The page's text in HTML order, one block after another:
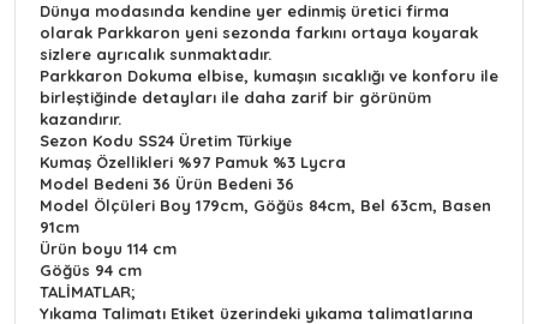
Dünya modasında kendine yer edinmiş üretici firma
olarak Parkkaron yeni sezonda farkını ortaya koyarak
sizlere ayrıcalık sunmaktadır.
Parkkaron Dokuma elbise, kumaşın sıcaklığı ve konforu ile
birleştiğinde detayları ile daha zarif bir görünüm
kazandırır.
Sezon Kodu SS24 Üretim Türkiye
Kumaş Özellikleri %97 Pamuk %3 Lycra
Model Bedeni 36 Ürün Bedeni 36
Model Ölçüleri Boy 179cm, Göğüs 84cm, Bel 63cm, Basen
91cm
Ürün boyu 114 cm
Göğüs 94 cm
TALİMATLAR;
Yıkama Talimatı Etiket üzerindeki yıkama talimatlarına